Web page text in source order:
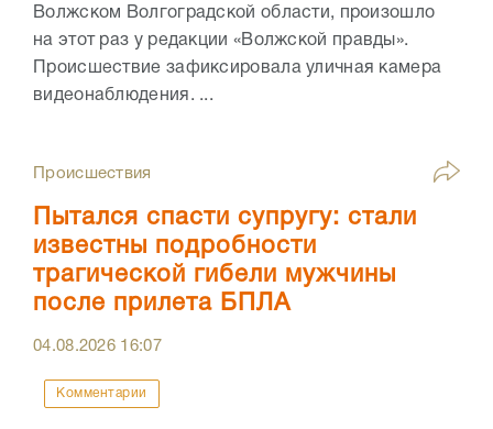
Волжском Волгоградской области, произошло
на этот раз у редакции «Волжской правды».
Происшествие зафиксировала уличная камера
видеонаблюдения. ...
Происшествия
Пытался спасти супругу: стали
известны подробности
трагической гибели мужчины
после прилета БПЛА
04.08.2026 16:07
Комментарии